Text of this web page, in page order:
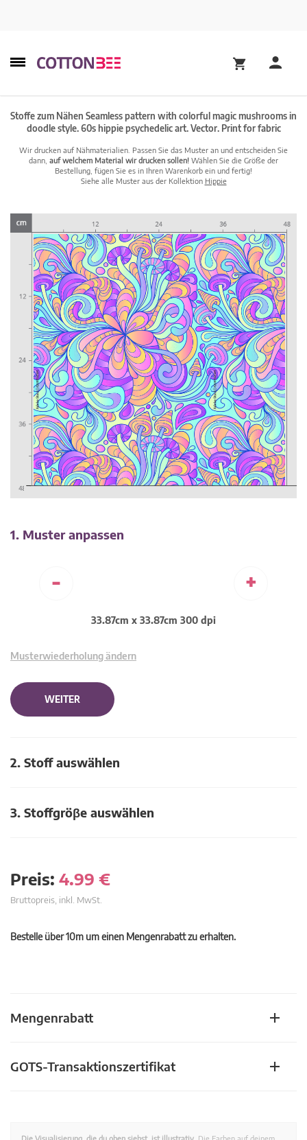
Stoffe zum Nähen Seamless pattern with colorful magic mushrooms in
doodle style. 60s hippie psychedelic art. Vector. Print for fabric
Wir drucken auf Nähmaterialien. Passen Sie das Muster an und entscheiden Sie
dann, auf welchem Material wir drucken sollen! Wählen Sie die Größe der
Bestellung, fügen Sie es in Ihren Warenkorb ein und fertig!
Siehe alle Muster aus der Kollektion Hippie
1. Muster anpassen
- +
33.87cm x 33.87cm 300 dpi
Musterwiederholung ändern
WEITER
2. Stoff auswählen
3. Stoffgröβe auswählen
Preis: 4.99 €
Bruttopreis, inkl. MwSt.
Bestelle über 10m um einen Mengenrabatt zu erhalten.
Mengenrabatt
GOTS-Transaktionszertifikat